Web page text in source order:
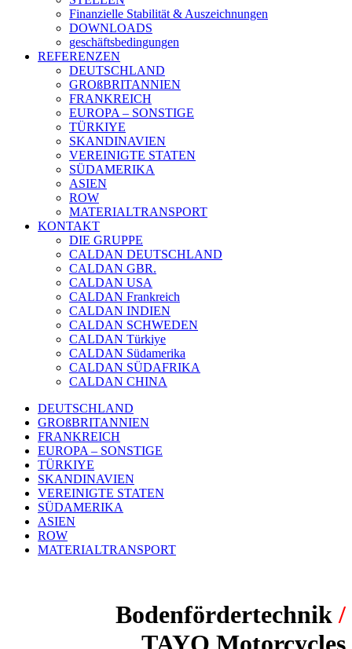
Finanzielle Stabilität & Auszeichnungen
DOWNLOADS
geschäftsbedingungen
REFERENZEN
DEUTSCHLAND
GROßBRITANNIEN
FRANKREICH
EUROPA – SONSTIGE
TÜRKIYE
SKANDINAVIEN
VEREINIGTE STATEN
SÜDAMERIKA
ASIEN
ROW
MATERIALTRANSPORT
KONTAKT
DIE GRUPPE
CALDAN DEUTSCHLAND
CALDAN GBR.
CALDAN USA
CALDAN Frankreich
CALDAN INDIEN
CALDAN SCHWEDEN
CALDAN Türkiye
CALDAN Südamerika
CALDAN SÜDAFRIKA
CALDAN CHINA
DEUTSCHLAND
GROßBRITANNIEN
FRANKREICH
EUROPA – SONSTIGE
TÜRKIYE
SKANDINAVIEN
VEREINIGTE STATEN
SÜDAMERIKA
ASIEN
ROW
MATERIALTRANSPORT
Bodenfördertechnik/